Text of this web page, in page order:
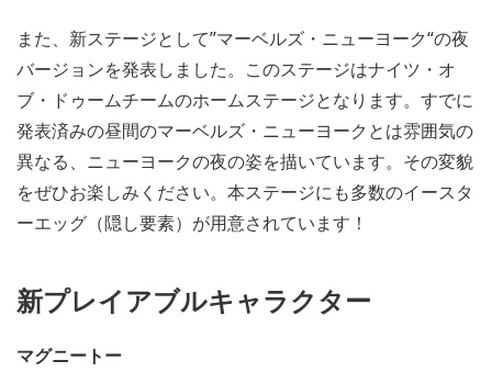
また、新ステージとして”マーベルズ・ニューヨーク“の夜
バージョンを発表しました。このステージはナイツ・オ
ブ・ドゥームチームのホームステージとなります。すでに
発表済みの昼間のマーベルズ・ニューヨークとは雰囲気の
異なる、ニューヨークの夜の姿を描いています。その変貌
をぜひお楽しみください。本ステージにも多数のイースタ
ーエッグ（隠し要素）が用意されています！
新プレイアブルキャラクター
マグニートー